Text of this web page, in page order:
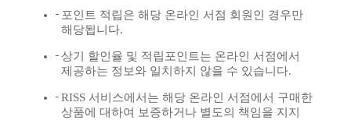
포인트 적립은 해당 온라인 서점 회원인 경우만
해당됩니다.
상기 할인율 및 적립포인트는 온라인 서점에서
제공하는 정보와 일치하지 않을 수 있습니다.
RISS 서비스에서는 해당 온라인 서점에서 구매한
상품에 대하여 보증하거나 별도의 책임을 지지